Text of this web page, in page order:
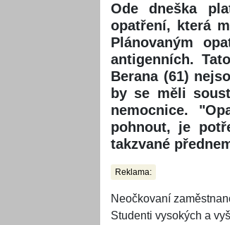
Ode dneška
opatření, která
Plánovaným
antigenních.
Berana (61)
by se měli
nemocnice.
pohnout, je
takzvané
Reklama:
Neočkovaní
Studenti vysokých a